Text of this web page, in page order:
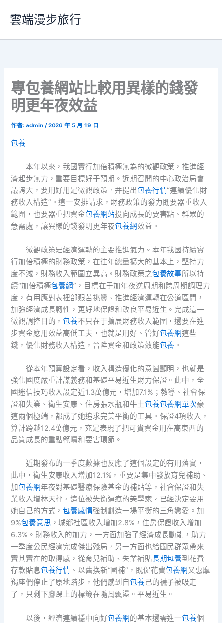
要
雲端漫步旅行
專包養網站比較用異樣的錢發
明更年夜效益
作者:admin/2026 年 5 月 19 日
包養
本年以來，我國實行加倍積極無為的微觀政策，推進經
濟起步無力，重要目標好于預期。近期召開的中心政治局會
議誇大，要用好用足微觀政策，并提出包養行情“連續優化財
務收入構造”。這一安排請求，財務政策的發力既要器重收入
範圍，也要器重把資金包養網站投向成長的要害點、群眾的
急需處，讓異樣的錢發明更年夜包養網效益。
微觀政策是經濟運轉的主要推進氣力。本年我國持續實
行加倍積極的財務政策，在往年總量擴大的基本上，堅持力
度不減，財務收入範圍立異高。財務政策之包養故事所以持
續“加倍積極包養網”，目標在于加年夜逆周期和跨周期調理力
度，有用應對表裡部艱苦挑釁、推進經濟運轉在公道區間，
加強經濟成長韌性，更好地保證和改良平易近生。完成這一
微觀調控目的，包養不只在于擴展財務收入範圍，還要在進
步資金應用效益高低工夫，也就是用好、管好包養網這些
錢，優化財務收入構造，晉陞資金和政策效能包養 。
從本年預算設定看，收入構造優化的意圖顯明，也就是
強化國度嚴重計謀義務和基礎平易近生財力保證。此中，全
國迷信技巧收入設定近1.3萬億元，增加7.1%；教導、社會保
證和失業、衛生安康、住房張水瓶和牛土包養包養網單次豪
這兩個極端，都成了她追求完美平衡的工具。保證4項收入，
算計跨越12.4萬億元，充足表現了把可貴資金用在高東西的
品質成長的重點範疇和要害環節。
近期發布的一季度數據也反應了這個設定的有用落實，
此中，衛生安康收入增加12.1%，重要是集中發放育兒補助、
加包養網年夜對基礎醫療保險基金的補貼等，社會保證和失
業收入增林天秤，這位被失衡逼瘋的美學家，已經決定要用
她自己的方式，包養感情強制創造一場平衡的三角戀愛。加
9%包養意思 ，城鄉社區收入增加2.8%，住房保證收入增加
6.3%。財務收入的加力，一方面加強了經濟成長動能，助力
一季度公民經濟完成傑出殘局，另一方面也給國民群眾帶來
實其實在的取得感，從育兒補助、失業補貼長期包養到花費
存款貼息包養行情 、以舊換新“國補”，既促花費包養網又惠摩
羯座們停止了原地踏步，他們感到自包養己的襪子被吸走
了，只剩下腳踝上的標籤在隨風飄盪。平易近生。
以後，經濟連續穩中向好包養網的基本還需進一包養個